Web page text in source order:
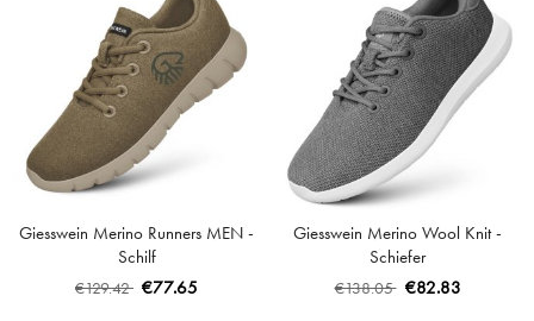
Giesswein Merino Runners MEN -
Schilf
€129.42 €77.65
Giesswein Merino Wool Knit -
Schiefer
€138.05 €82.83